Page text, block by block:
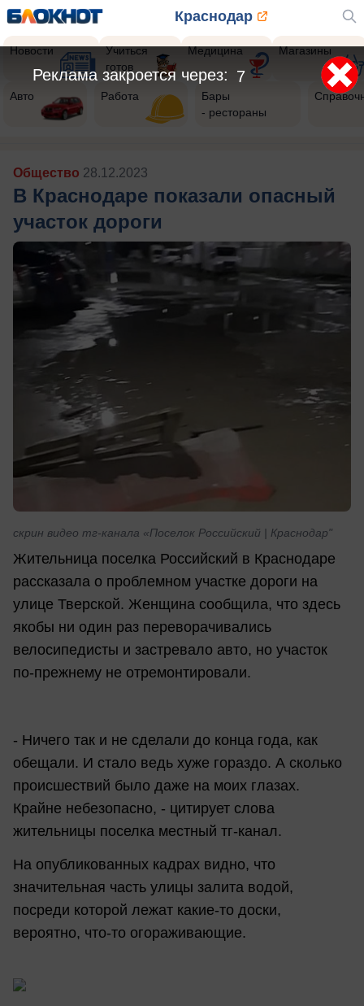
Краснодар
Новости
Учиться
готов
Медицина Магазины
Авто Работа
Бары
- рестораны
Общество 28.12.2023
В Краснодаре показали опасный
участок дороги
скрин видео тг-канала «Поселок Российский | Краснодар"
Жительница поселка Российский в Краснодаре
рассказала о проблемном участке дороги на
улице Тверской. Женщина сообщила, что здесь
якобы ни один раз переворачивались
велосипедисты и застревало авто, но участок
по-прежнему не отремонтировали.
- Ничего так и не сделали до конца года, как
обещали. И стало ведь хуже гораздо. А сколько
происшествий было даже на моих глазах.
Крайне небезопасно, - цитирует слова
жительницы поселка местный тг-канал.
На опубликованных кадрах видно, что
значительная часть улицы залита водой,
посреди которой лежат какие-то доски,
вероятно, что-то огораживающие.
5
Реклама закроется через: